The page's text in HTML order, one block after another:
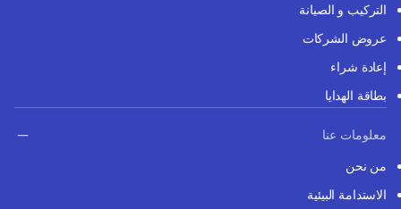
التركيب و الصيانة
عروض الشركات
إعادة شراء
بطاقة الهدايا
معلومات عنا
من نحن
الاستدامة البيئية